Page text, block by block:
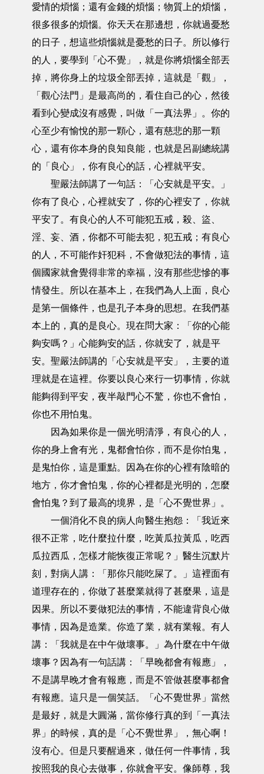
愛情的煩惱；還有金錢的煩惱；物質上的煩惱，
很多很多的煩惱。你天天在那邊想，你就過憂愁
的日子，想這些煩惱就是憂愁的日子。所以修行
的人，要學到「心不覺」，就是你將煩惱全部丟
掉，將你身上的垃圾全部丟掉，這就是「觀」，
「觀心法門」是最高尚的，看住自己的心，然後
看到心變成沒有感覺，叫做「一真法界」。你的
心至少有愉悅的那一顆心，還有慈悲的那一顆
心，還有你本身的良知良能，也就是呂副總統講
的「良心」，你有良心的話，心裡就平安。
聖嚴法師講了一句話：「心安就是平安。」
你有了良心，心裡就安了，你的心裡安了，你就
平安了。有良心的人不可能犯五戒，殺、盜、
淫、妄、酒，你都不可能去犯，犯五戒；有良心
的人，不可能作奸犯科，不會做犯法的事情，這
個國家就會覺得非常的幸福，沒有那些悲慘的事
情發生。所以在基本上，在我們為人上面，良心
是第一個條件，也是孔子本身的思想。在我們基
本上的，真的是良心。現在問大家：「你的心能
夠安嗎？」心能夠安的話，你就安了，就是平
安。聖嚴法師講的「心安就是平安」，主要的道
理就是在這裡。你要以良心來行一切事情，你就
能夠得到平安，夜半敲門心不驚，你也不會怕，
你也不用怕鬼。
因為如果你是一個光明清淨，有良心的人，
你的身上會有光，鬼都會怕你，而不是你怕鬼，
是鬼怕你，這是重點。因為在你的心裡有陰暗的
地方，你才會怕鬼，你的心裡都是光明的，怎麼
會怕鬼？到了最高的境界，是「心不覺世界」。
一個消化不良的病人向醫生抱怨：「我近來
很不正常，吃什麼拉什麼，吃黃瓜拉黃瓜，吃西
瓜拉西瓜，怎樣才能恢復正常呢？」醫生沉默片
刻，對病人講：「那你只能吃屎了。」這裡面有
道理存在的，你做了甚麼業就得了甚麼果，這是
因果。所以不要做犯法的事情，不能違背良心做
事情，因為是造業。你造了業，就有業報。有人
講：「我就是在中午做壞事。」為什麼在中午做
壞事？因為有一句話講：「早晚都會有報應」，
不是講早晚才會有報應，而是不管做甚麼事都會
有報應。這只是一個笑話。「心不覺世界」當然
是最好，就是大圓滿，當你修行真的到「一真法
界」的時候，真的是「心不覺世界」，無心啊！
沒有心。但是只要醒過來，做任何一件事情，我
按照我的良心去做事，你就會平安。像師尊，我